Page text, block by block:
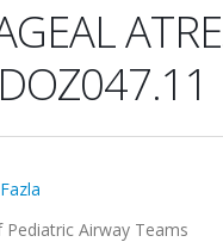
Airway Teams